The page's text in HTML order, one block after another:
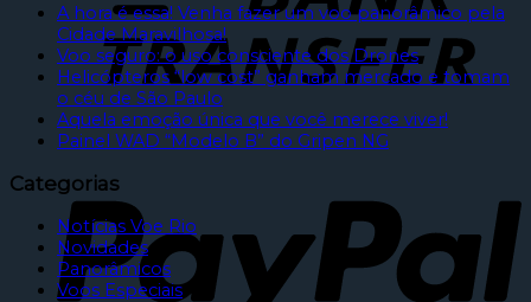
A hora é essa! Venha fazer um voo panorâmico pela
Cidade Maravilhosa!
Voo seguro: o uso consciente dos Drones
Helicópteros “low cost” ganham mercado e tomam
o céu de São Paulo
Aquela emoção única que você merece viver!
Painel WAD “Modelo B” do Gripen NG
Categorias
Notícias Voe Rio
Novidades
Panorâmicos
Voos Especiais